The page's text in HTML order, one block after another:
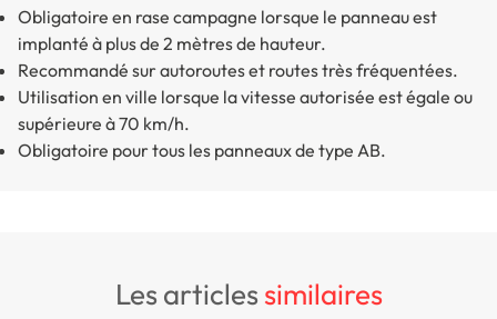
Obligatoire en rase campagne lorsque le panneau est
implanté à plus de 2 mètres de hauteur.
Recommandé sur autoroutes et routes très fréquentées.
Utilisation en ville lorsque la vitesse autorisée est égale ou
supérieure à 70 km/h.
Obligatoire pour tous les panneaux de type AB.
les articlessimilaires